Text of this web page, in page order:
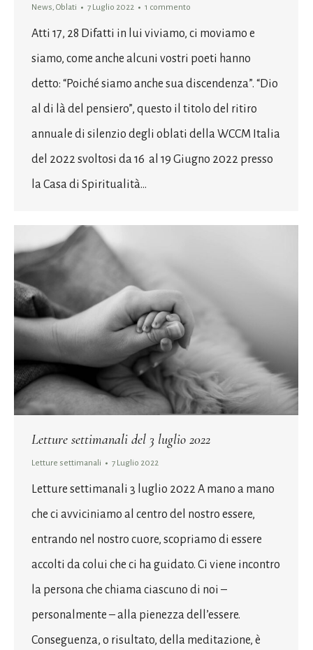
News, Oblati 7 Luglio 2022 1 commento
Atti 17, 28 Difatti in lui viviamo, ci moviamo e
siamo, come anche alcuni vostri poeti hanno
detto: “Poiché siamo anche sua discendenza”. “Dio
al di là del pensiero”, questo il titolo del ritiro
annuale di silenzio degli oblati della WCCM Italia
del 2022 svoltosi da 16 al 19 Giugno 2022 presso
la Casa di Spiritualità…
Letture settimanali del 3 luglio 2022
Letture settimanali 7 Luglio 2022
Letture settimanali 3 luglio 2022 A mano a mano
che ci avviciniamo al centro del nostro essere,
entrando nel nostro cuore, scopriamo di essere
accolti da colui che ci ha guidato. Ci viene incontro
la persona che chiama ciascuno di noi –
personalmente – alla pienezza dell’essere.
Conseguenza, o risultato, della meditazione, è